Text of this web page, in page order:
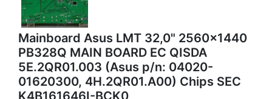
Mainboard Asus LMT 32,0" 2560x1440
PB328Q MAIN BOARD EC QISDA
5E.2QR01.003 (Asus p/n: 04020-
01620300, 4H.2QR01.A00) Chips SEC
K4B161646I-BCK0